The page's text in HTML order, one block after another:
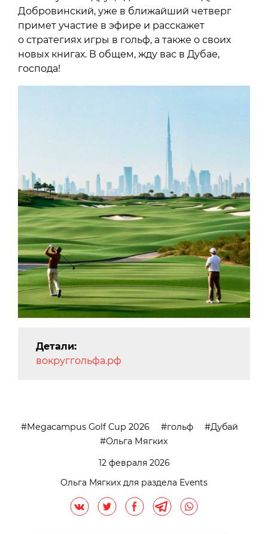
Добровинский, уже в ближайший четверг
примет участие в эфире и расскажет
о стратегиях игры в гольф, а также о своих
новых книгах. В общем, жду вас в Дубае,
господа!
Детали:
вокруггольфа.рф
Megacampus Golf Cup 2026 гольф
Дубай
Ольга Мягких
12 февраля 2026
Ольга Мягких для раздела Events